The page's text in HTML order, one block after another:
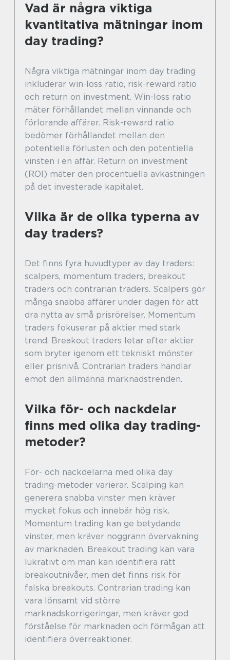
Vad är några viktiga
kvantitativa mätningar inom
day trading?
Några viktiga mätningar inom day trading
inkluderar win-loss ratio, risk-reward ratio
och return on investment. Win-loss ratio
mäter förhållandet mellan vinnande och
förlorande affärer. Risk-reward ratio
bedömer förhållandet mellan den
potentiella förlusten och den potentiella
vinsten i en affär. Return on investment
(ROI) mäter den procentuella avkastningen
på det investerade kapitalet.
Vilka är de olika typerna av
day traders?
Det finns fyra huvudtyper av day traders:
scalpers, momentum traders, breakout
traders och contrarian traders. Scalpers gör
många snabba affärer under dagen för att
dra nytta av små prisrörelser. Momentum
traders fokuserar på aktier med stark
trend. Breakout traders letar efter aktier
som bryter igenom ett tekniskt mönster
eller prisnivå. Contrarian traders handlar
emot den allmänna marknadstrenden.
Vilka för- och nackdelar
finns med olika day trading-
metoder?
För- och nackdelarna med olika day
trading-metoder varierar. Scalping kan
generera snabba vinster men kräver
mycket fokus och innebär hög risk.
Momentum trading kan ge betydande
vinster, men kräver noggrann övervakning
av marknaden. Breakout trading kan vara
lukrativt om man kan identifiera rätt
breakoutnivåer, men det finns risk för
falska breakouts. Contrarian trading kan
vara lönsamt vid större
marknadskorrigeringar, men kräver god
förståelse för marknaden och förmågan att
identifiera överreaktioner.